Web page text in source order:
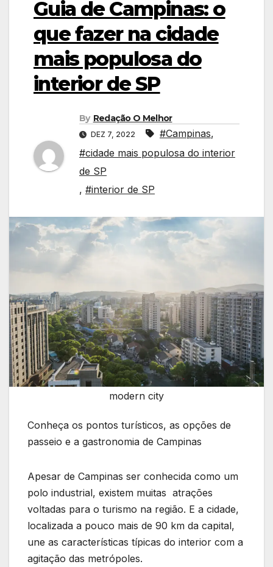
Guia de Campinas: o
que fazer na cidade
mais populosa do
interior de SP
By Redação O Melhor
DEZ 7, 2022 #Campinas,
#cidade mais populosa do interior
de SP
, #interior de SP
modern city
Conheça os pontos turísticos, as opções de
passeio e a gastronomia de Campinas
Apesar de Campinas ser conhecida como um
polo industrial, existem muitas atrações
voltadas para o turismo na região. E a cidade,
localizada a pouco mais de 90 km da capital,
une as características típicas do interior com a
agitação das metrópoles.